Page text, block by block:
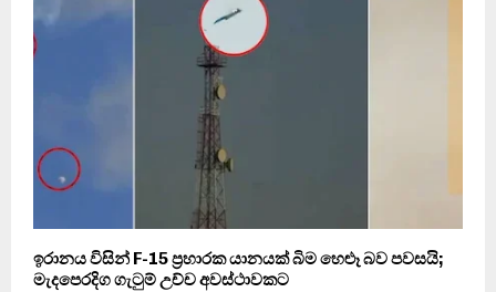
ඉරානය විසින් F-15 ප්‍රහාරක යානයක් බිම හෙළූ බව පවසයි;
මැදපෙරදිග ගැටුම් උච්ච අවස්ථාවකට